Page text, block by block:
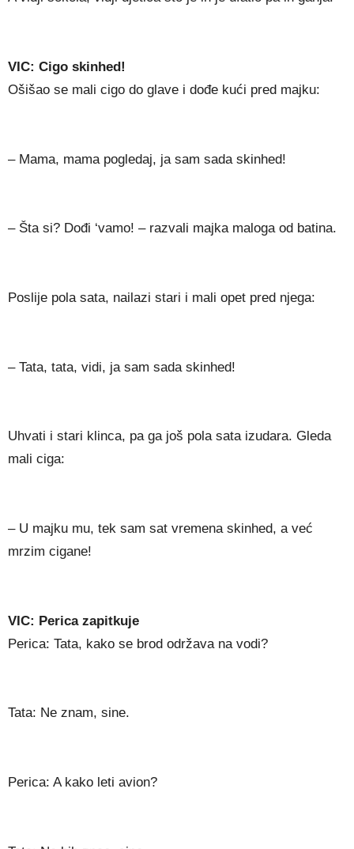
VIC: Cigo skinhed!
Ošišao se mali cigo do glave i dođe kući pred majku:
– Mama, mama pogledaj, ja sam sada skinhed!
– Šta si? Dođi ‘vamo! – razvali majka maloga od batina.
Poslije pola sata, nailazi stari i mali opet pred njega:
– Tata, tata, vidi, ja sam sada skinhed!
Uhvati i stari klinca, pa ga još pola sata izudara. Gleda
mali ciga:
– U majku mu, tek sam sat vremena skinhed, a već
mrzim cigane!
VIC: Perica zapitkuje
Perica: Tata, kako se brod održava na vodi?
Tata: Ne znam, sine.
Perica: A kako leti avion?